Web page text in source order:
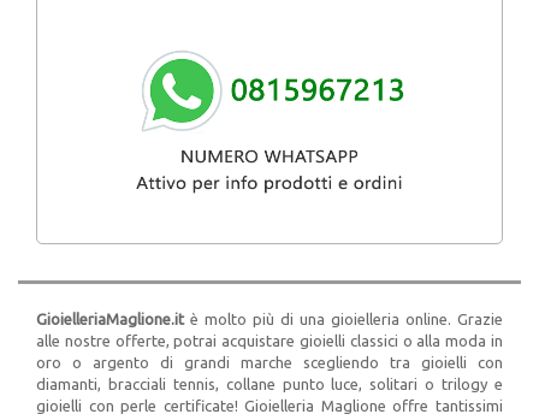
GioielleriaMaglione.itè molto più di una gioielleria online. Grazie
alle nostre offerte, potrai acquistare gioielli classici o alla moda in
oro o argento di grandi marche scegliendo tra gioielli con
diamanti, bracciali tennis, collane punto luce, solitari o trilogy e
gioielli con perle certificate! Gioielleria Maglione offre tantissimi